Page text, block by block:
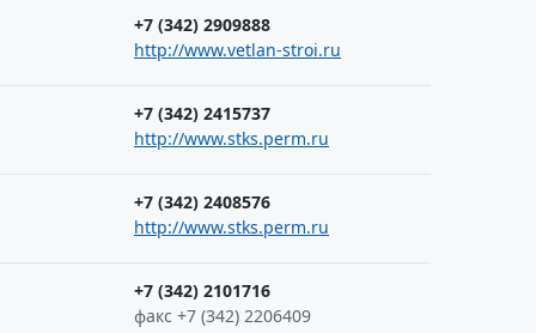
+7 (342) 2909888
http://www.vetlan-stroi.ru
+7 (342) 2415737
http://www.stks.perm.ru
+7 (342) 2408576
http://www.stks.perm.ru
+7 (342) 2101716
факс +7 (342) 2206409